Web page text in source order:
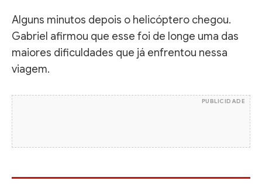
Alguns minutos depois o helicóptero chegou.
Gabriel afirmou que esse foi de longe uma das
maiores dificuldades que já enfrentou nessa
viagem.
PUBLICIDADE